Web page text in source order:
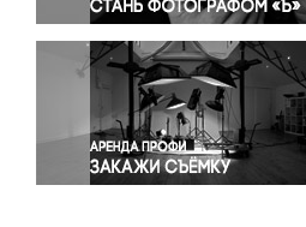
Религия
Светская жизнь
Спорт
Экология
Экономика и бизнес